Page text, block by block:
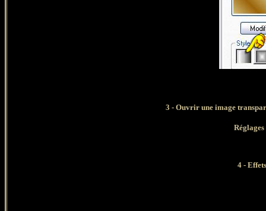
3 - Ouvrir une image
4 -